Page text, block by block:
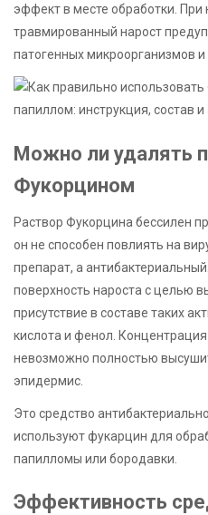
эффект в месте обработки. При
травмированный нарост
патогенных микроорганизмов и
Можно ли удалять
Фукорцином
Раствор Фукорцина бессилен
он не способен повлиять на
препарат, а
поверхность нароста с целью
присутствие в составе таких
кислота и фенол.
невозможно полностью
эпидермис.
Это средство
используют фукарцин для
папилломы или бородавки.
Эффективность